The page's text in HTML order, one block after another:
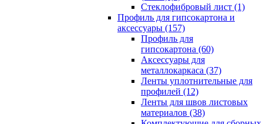
Cтеклофибровый лист (1)
Профиль для гипсокартона и
аксессуары (157)
Профиль для
гипсокартона (60)
Аксессуары для
металлокаркаса (37)
Ленты уплотнительные для
профилей (12)
Ленты для швов листовых
материалов (38)